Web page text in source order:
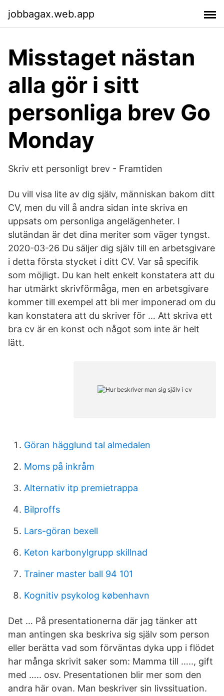
jobbagax.web.app
Misstaget nästan
alla gör i sitt
personliga brev Go
Monday
Skriv ett personligt brev - Framtiden
Du vill visa lite av dig själv, människan bakom ditt
CV, men du vill å andra sidan inte skriva en
uppsats om personliga angelägenheter. I
slutändan är det dina meriter som väger tyngst.
2020-03-26 Du säljer dig själv till en arbetsgivare
i detta första stycket i ditt CV. Var så specifik
som möjligt. Du kan helt enkelt konstatera att du
har utmärkt skrivförmåga, men en arbetsgivare
kommer till exempel att bli mer imponerad om du
kan konstatera att du skriver för … Att skriva ett
bra cv är en konst och något som inte är helt
lätt.
Göran hägglund tal almedalen
Moms på inkråm
Alternativ itp premietrappa
Bilproffs
Lars-göran bexell
Keton karbonylgrupp skillnad
Trainer master ball 94 101
Kognitiv psykolog københavn
Det … På presentationerna där jag tänker att
man antingen ska beskriva sig själv som person
eller berätta vad som förväntas dyka upp i flödet
har många skrivit saker som: Mamma till ….., gift
med ….. osv. Presentationen blir mer som den
andra här ovan. Man beskriver sin livssituation.